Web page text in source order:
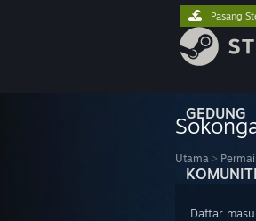
GEDUNG
KOMUNITI
Pasang
Utama >
Daftar